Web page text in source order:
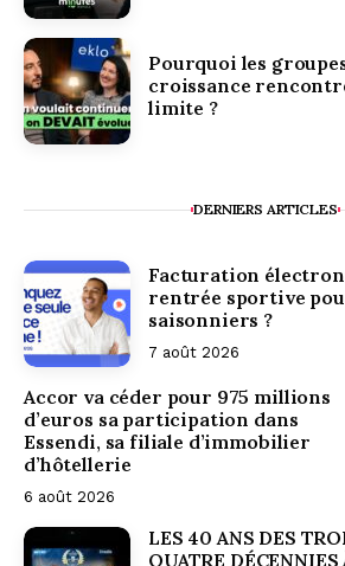
Pourquoi les
croissance
limite ?
DERNIERS ARTICLES
Facturation
rentrée sportive
saisonniers ?
7 août 2026
Accor va céder pour 975 millions
d’euros sa participation dans
Essendi, sa filiale d’immobilier
d’hôtellerie
6 août 2026
LES 40 ANS DES
QUATRE